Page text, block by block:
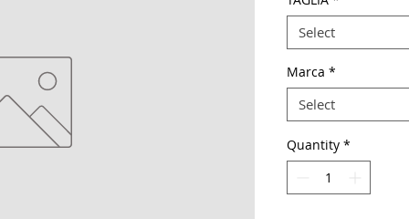
Select
Marca *
Select
Quantity *